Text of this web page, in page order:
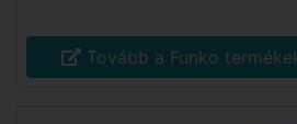
Tovább a Funko